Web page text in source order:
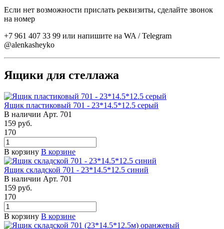
Если нет возможности прислать реквизиты, сделайте звонок
на номер
+7 961 407 33 99 или напишите на WA / Telegram
@alenkasheyko
Ящики для стеллажа
Ящик пластиковый 701 - 23*14.5*12.5 серый
В наличии Арт. 701
159 руб.
170
В корзину В корзине
Ящик складской 701 - 23*14.5*12.5 синий
В наличии Арт. 701
159 руб.
170
В корзину В корзине